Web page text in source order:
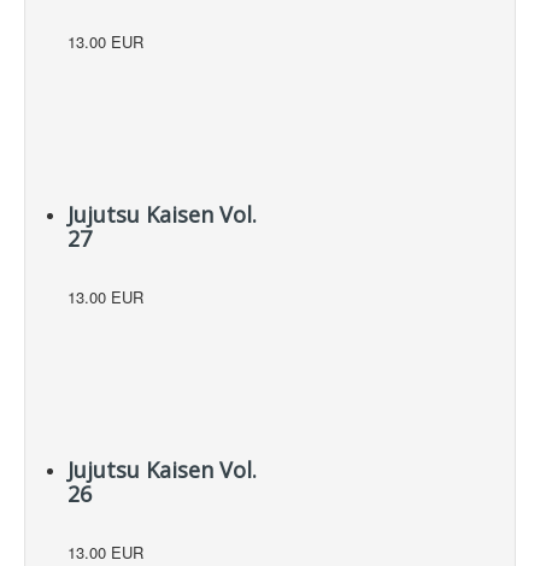
13.00 EUR
Jujutsu Kaisen Vol.
27
13.00 EUR
Jujutsu Kaisen Vol.
26
13.00 EUR